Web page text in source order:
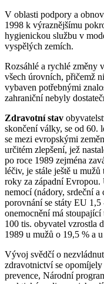
V oblasti podpory a
1998 k výraznějšímu
hygienickou službu v
vyspělých zemích.
Rozsáhlé a rychlé změny
všech úrovních, přičemž
vybaven potřebnými
zahraniční nebyly
Zdravotní stav
skončení války, se od 60.
se mezi evropskými
určitém zlepšení, jež
po roce 1989 zejména
léčiv, je stále ještě u
roky za západní
nemocí (nádory, srdeční
porovnání se státy EU
onemocnění má
100 tis. obyvatel vzrostla
1989 u mužů o 19,5 % a
Vývoj svědčí o
zdravotnictví se
prevence, Národní